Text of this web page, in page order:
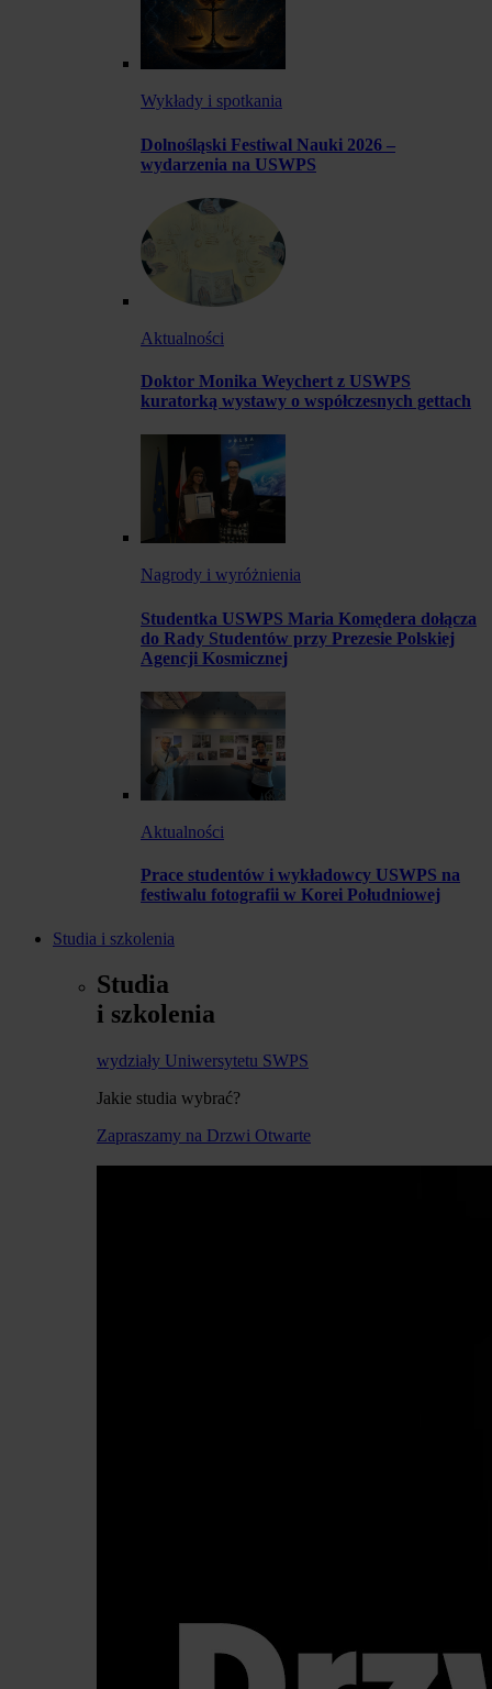
Wykłady i spotkania
Dolnośląski Festiwal Nauki 2026 –
wydarzenia na USWPS
Aktualności
Doktor Monika Weychert z USWPS
kuratorką wystawy o współczesnych gettach
Nagrody i wyróżnienia
Studentka USWPS Maria Komędera dołącza
do Rady Studentów przy Prezesie Polskiej
Agencji Kosmicznej
Aktualności
Prace studentów i wykładowcy USWPS na
festiwalu fotografii w Korei Południowej
Studia i szkolenia
Studia
i szkolenia
wydziały Uniwersytetu SWPS
Jakie studia wybrać?
Zapraszamy na Drzwi Otwarte